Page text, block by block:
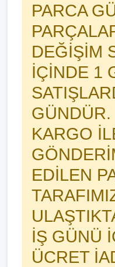
PARCA
DEĞİŞİM
İÇİNDE 1
GÜNDÜR.
KARGO
EDİLEN
İŞ GÜNÜ
ÜCRET